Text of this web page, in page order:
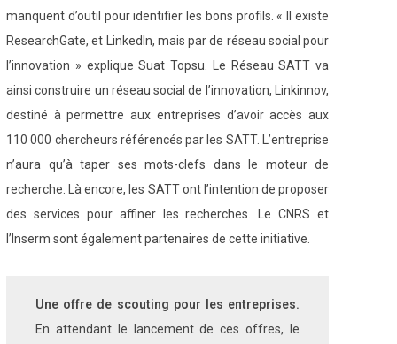
manquent d’outil pour identifier les bons profils. « Il existe
ResearchGate, et LinkedIn, mais par de réseau social pour
l’innovation » explique Suat Topsu. Le Réseau SATT va
ainsi construire un réseau social de l’innovation, Linkinnov,
destiné à permettre aux entreprises d’avoir accès aux
110 000 chercheurs référencés par les SATT. L’entreprise
n’aura qu’à taper ses mots-clefs dans le moteur de
recherche. Là encore, les SATT ont l’intention de proposer
des services pour affiner les recherches. Le CNRS et
l’Inserm sont également partenaires de cette initiative.
Une offre de scouting pour les entreprises.
En attendant le lancement de ces offres, le